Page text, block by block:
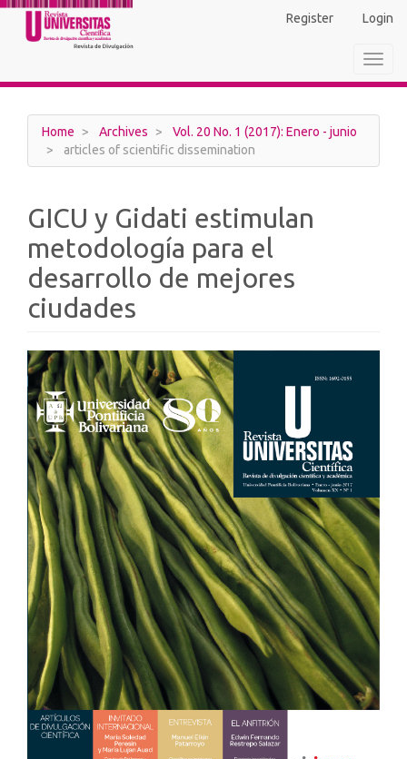
Main
Navigation
Main
Sidebar
Register Login
Home Archives
Vol. 20 No. 1 (2017): Enero - junio
articles of scientific dissemination
GICU y Gidati estimulan
metodología para el
desarrollo de mejores
ciudades
Article
Sidebar